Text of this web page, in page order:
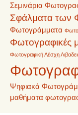
Σεμινάρια
Σφάλματα των
Φωτογράμματα
Φωτογραφικές
Φωτογραφική Λέσχη
Ψηφιακά
μαθήματα